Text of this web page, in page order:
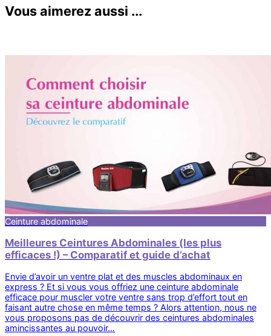
Vous aimerez aussi ...
Ceinture abdominale
Meilleures Ceintures Abdominales (les plus
efficaces !) – Comparatif et guide d’achat
Envie d’avoir un ventre plat et des muscles abdominaux en
express ? Et si vous vous offriez une ceinture abdominale
efficace pour muscler votre ventre sans trop d’effort tout en
faisant autre chose en même temps ? Alors attention, nous ne
vous proposons pas de découvrir des ceintures abdominales
amincissantes au pouvoir…